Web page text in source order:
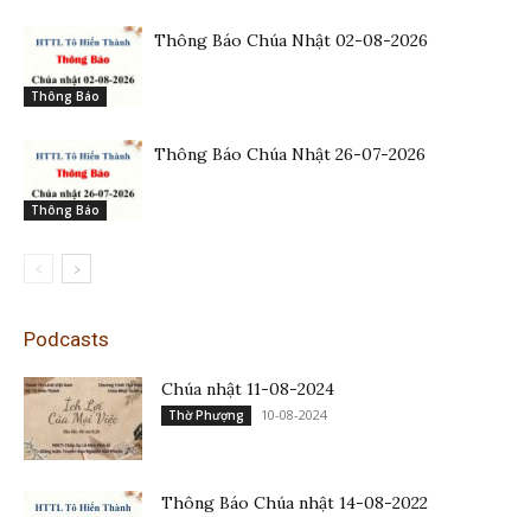
Thông Báo
Thông Báo Chúa Nhật 02-08-2026
Thông Báo
Thông Báo Chúa Nhật 26-07-2026
Podcasts
Chúa nhật 11-08-2024
Thờ Phượng 10-08-2024
Thông Báo Chúa nhật 14-08-2022